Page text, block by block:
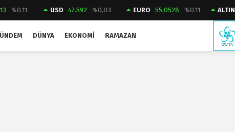
%0.11 USD 47.592 %0,03 EURO 55,0528 %0.11 ALTIN
DÜNYA EKONOMI RAMAZAN